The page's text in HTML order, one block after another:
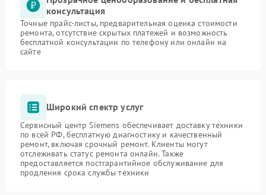
консультация
Точные прайс-листы, предварительная оценка стоимости
ремонта, отсутствие скрытых платежей и возможность
бесплатной консультации по телефону или онлайн на
сайте
Широкий спектр услуг
Сервисный центр Siemens обеспечивает доставку техники
по всей РФ, бесплатную диагностику и качественный
ремонт, включая срочный ремонт. Клиенты могут
отслеживать статус ремонта онлайн. Также
предоставляется постгарантийное обслуживание для
продления срока службы техники